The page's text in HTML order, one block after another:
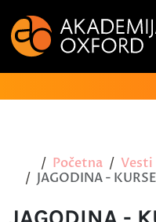
Početna
Vesti
JAGODINA -